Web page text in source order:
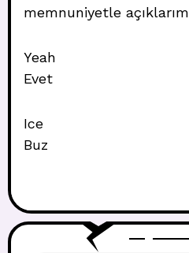
memnuniyetle açıklarım
Yeah
Evet
Ice
Buz